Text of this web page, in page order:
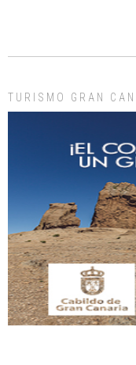
días, ella incluida...
Gato manso encontrado
Este gato macho ha
manso y extremadamente
Leales.org » Gran Canaria |
TURISMO GRAN